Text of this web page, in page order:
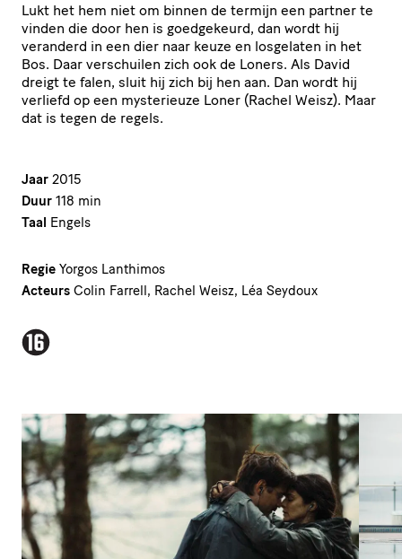
Lukt het hem niet om binnen de termijn een partner te
vinden die door hen is goedgekeurd, dan wordt hij
veranderd in een dier naar keuze en losgelaten in het
Bos. Daar verschuilen zich ook de Loners. Als David
dreigt te falen, sluit hij zich bij hen aan. Dan wordt hij
verliefd op een mysterieuze Loner (Rachel Weisz). Maar
dat is tegen de regels.
Jaar 2015
Duur 118 min
Taal Engels
Regie Yorgos Lanthimos
Acteurs Colin Farrell, Rachel Weisz, Léa Seydoux